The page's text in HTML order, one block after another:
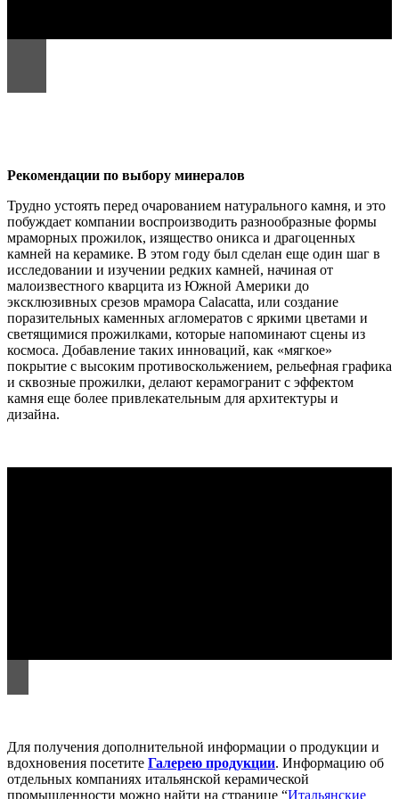
Рекомендации по выбору минералов
Трудно устоять перед очарованием натурального камня, и это
побуждает компании воспроизводить разнообразные формы
мраморных прожилок, изящество оникса и драгоценных
камней на керамике. В этом году был сделан еще один шаг в
исследовании и изучении редких камней, начиная от
малоизвестного кварцита из Южной Америки до
эксклюзивных срезов мрамора Calacatta, или создание
поразительных каменных агломератов с яркими цветами и
светящимися прожилками, которые напоминают сцены из
космоса. Добавление таких инноваций, как «мягкое»
покрытие с высоким противоскольжением, рельефная графика
и сквозные прожилки, делают керамогранит с эффектом
камня еще более привлекательным для архитектуры и
дизайна.
Для получения дополнительной информации о продукции и
вдохновения посетите Галерею продукции. Информацию об
отдельных компаниях итальянской керамической
промышленности можно найти на странице “Итальянские